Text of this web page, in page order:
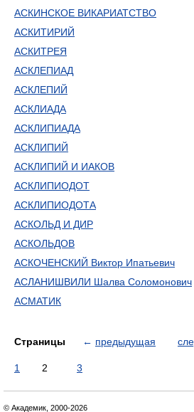
АСКИНСКОЕ ВИКАРИАТСТВО
АСКИТИРИЙ
АСКИТРЕЯ
АСКЛЕПИАД
АСКЛЕПИЙ
АСКЛИАДА
АСКЛИПИАДА
АСКЛИПИЙ
АСКЛИПИЙ И ИАКОВ
АСКЛИПИОДОТ
АСКЛИПИОДОТА
АСКОЛЬД И ДИР
АСКОЛЬДОВ
АСКОЧЕНСКИЙ Виктор Ипатьевич
АСЛАНИШВИЛИ Шалва Соломонович
АСМАТИК
Страницы ← предыдущая
1 2 3
© Академик, 2000-2026